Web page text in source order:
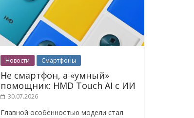
Новости Смартфоны
Не смартфон, а «умный»
помощник: HMD Touch AI с ИИ
30.07.2026
Главной особенностью модели стал